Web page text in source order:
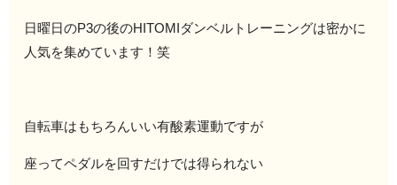
日曜日のP3の後のHITOMIダンベルトレーニングは密かに
人気を集めています！笑
自転車はもちろんいい有酸素運動ですが
座ってペダルを回すだけでは得られない